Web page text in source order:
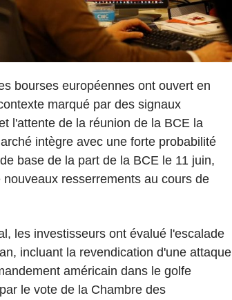
bourses européennes ont ouvert en
marqué par des signaux
l'attente de la réunion de la BCE la
intègre avec une forte probabilité
base de la part de la BCE le 11 juin,
resserrements au cours de
les investisseurs ont évalué l'escalade
incluant la revendication d'une attaque
américain dans le golfe
le vote de la Chambre des